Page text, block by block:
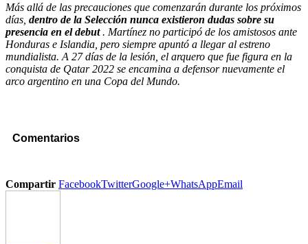
Más allá de las precauciones que comenzarán durante los próximos
días, dentro de la Selección nunca existieron dudas sobre su
presencia en el debut. Martínez no participó de los amistosos ante
Honduras e Islandia, pero siempre apuntó a llegar al estreno
mundialista. A 27 días de la lesión, el arquero que fue figura en la
conquista de Qatar 2022 se encamina a defensor nuevamente el
arco argentino en una Copa del Mundo.
Comentarios
Compartir FacebookTwitterGoogle+WhatsAppEmail